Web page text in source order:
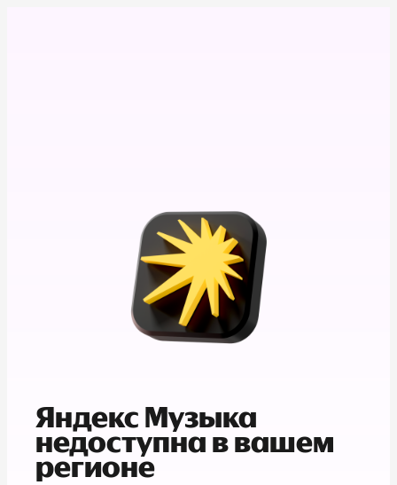
Яндекс Музыка
недоступна в вашем
регионе